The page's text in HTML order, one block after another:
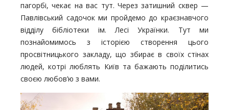
пагорбі, чекає на вас тут. Через затишний сквер —
Павлівський садочок ми пройдемо до краєзнавчого
відділу бібліотеки ім. Лесі Українки. Тут ми
познайомимось з історією створення цього
просвітницького закладу, що збирає в своїх стінах
людей, котрі люблять Київ та бажають поділитись
своєю любов’ю з вами.